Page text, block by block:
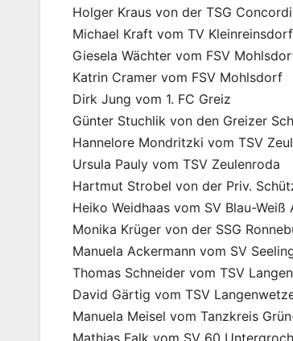
Holger Kraus von der TSG
Michael Kraft vom TV Kleinreinsdorf
Giesela Wächter vom FSV
Katrin Cramer vom FSV Mohlsdorf
Dirk Jung vom 1. FC Greiz
Günter Stuchlik von den Greizer
Hannelore Mondritzki vom TSV
Ursula Pauly vom TSV Zeulenroda
Hartmut Strobel von der Priv.
Heiko Weidhaas vom SV Blau-Weiß
Monika Krüger von der SSG
Manuela Ackermann vom SV
Thomas Schneider vom TSV
David Gärtig vom TSV
Manuela Meisel vom Tanzkreis